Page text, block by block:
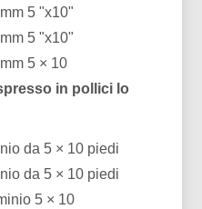
5 "x10"
5 "x10"
5 × 10
in pollici lo
da 5 × 10 piedi
da 5 × 10 piedi
5 × 10